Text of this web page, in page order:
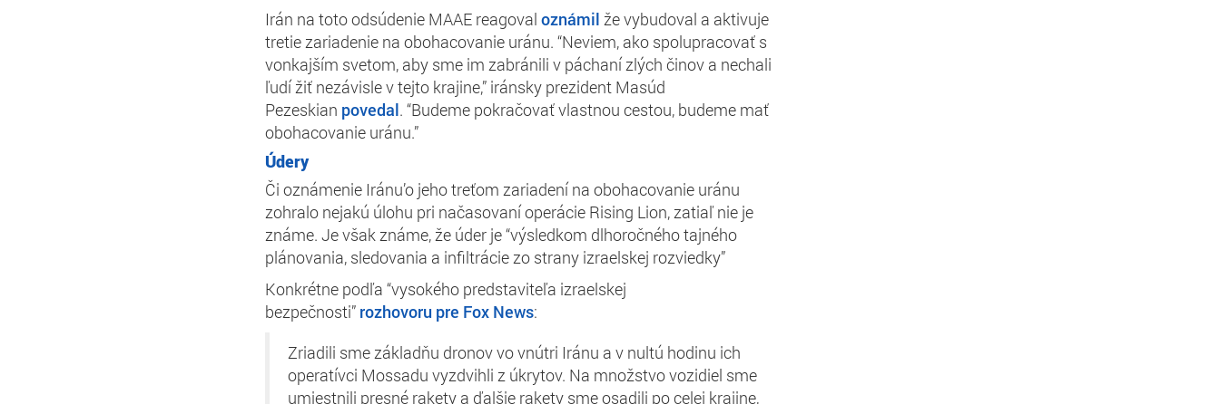
Irán na toto odsúdenie MAAE reagoval oznámil že vybudoval a aktivuje
tretie zariadenie na obohacovanie uránu. “Neviem, ako spolupracovať s
vonkajším svetom, aby sme im zabránili v páchaní zlých činov a nechali
ľudí žiť nezávisle v tejto krajine,” iránsky prezident Masúd
Pezeskian povedal. “Budeme pokračovať vlastnou cestou, budeme mať
obohacovanie uránu.”
Údery
Či oznámenie Iránu’o jeho treťom zariadení na obohacovanie uránu
zohralo nejakú úlohu pri načasovaní operácie Rising Lion, zatiaľ nie je
známe. Je však známe, že úder je “výsledkom dlhoročného tajného
plánovania, sledovania a infiltrácie zo strany izraelskej rozviedky”
Konkrétne podľa “vysokého predstaviteľa izraelskej
bezpečnosti” rozhovoru pre Fox News:
Zriadili sme základňu dronov vo vnútri Iránu a v nultú hodinu ich
operatívci Mossadu vyzdvihli z úkrytov. Na množstvo vozidiel sme
umiestnili presné rakety a ďalšie rakety sme osadili po celej krajine,